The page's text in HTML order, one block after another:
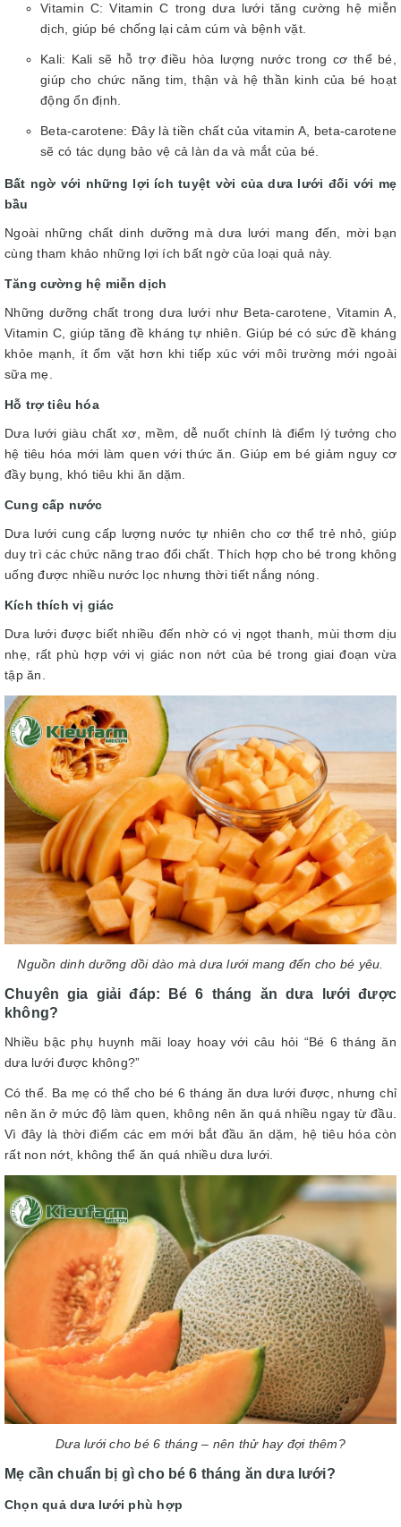
Vitamin C: Vitamin C trong dưa lưới tăng cường hệ miễn
dịch, giúp bé chống lại cảm cúm và bệnh vặt.
Kali: Kali sẽ hỗ trợ điều hòa lượng nước trong cơ thể bé,
giúp cho chức năng tim, thận và hệ thần kinh của bé hoạt
động ổn định.
Beta-carotene: Đây là tiền chất của vitamin A, beta-carotene
sẽ có tác dụng bảo vệ cả làn da và mắt của bé.
Bất ngờ với những lợi ích tuyệt vời của dưa lưới đối với mẹ
bầu
Ngoài những chất dinh dưỡng mà dưa lưới mang đến, mời bạn
cùng tham khảo những lợi ích bất ngờ của loại quả này.
Tăng cường hệ miễn dịch
Những dưỡng chất trong dưa lưới như Beta-carotene, Vitamin A,
Vitamin C, giúp tăng đề kháng tự nhiên. Giúp bé có sức đề kháng
khỏe mạnh, ít ốm vặt hơn khi tiếp xúc với môi trường mới ngoài
sữa mẹ.
Hỗ trợ tiêu hóa
Dưa lưới giàu chất xơ, mềm, dễ nuốt chính là điểm lý tưởng cho
hệ tiêu hóa mới làm quen với thức ăn. Giúp em bé giảm nguy cơ
đầy bụng, khó tiêu khi ăn dặm.
Cung cấp nước
Dưa lưới cung cấp lượng nước tự nhiên cho cơ thể trẻ nhỏ, giúp
duy trì các chức năng trao đổi chất. Thích hợp cho bé trong không
uống được nhiều nước lọc nhưng thời tiết nắng nóng.
Kích thích vị giác
Dưa lưới được biết nhiều đến nhờ có vị ngọt thanh, mùi thơm dịu
nhẹ, rất phù hợp với vị giác non nớt của bé trong giai đoạn vừa
tập ăn.
Nguồn dinh dưỡng dồi dào mà dưa lưới mang đến cho bé yêu.
Chuyên gia giải đáp: Bé 6 tháng ăn dưa lưới được
không?
Nhiều bậc phụ huynh mãi loay hoay với câu hỏi “Bé 6 tháng ăn
dưa lưới được không?”
Có thể. Ba mẹ có thể cho bé 6 tháng ăn dưa lưới được, nhưng chỉ
nên ăn ở mức độ làm quen, không nên ăn quá nhiều ngay từ đầu.
Vì đây là thời điểm các em mới bắt đầu ăn dặm, hệ tiêu hóa còn
rất non nớt, không thể ăn quá nhiều dưa lưới.
Dưa lưới cho bé 6 tháng – nên thử hay đợi thêm?
Mẹ cần chuẩn bị gì cho bé 6 tháng ăn dưa lưới?
Chọn quả dưa lưới phù hợp